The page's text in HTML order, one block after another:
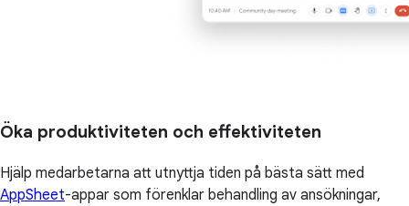
Öka produktiviteten och effektiviteten
Hjälp medarbetarna att utnyttja tiden på bästa sätt med
AppSheet-appar som förenklar behandling av ansökningar,